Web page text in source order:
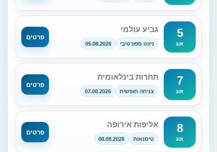
5
אוג
גביע עולמי
ניווט ספורטיבי 05.08.2026
פרטים
7
אוג
תחרות בינלאומית
צניחה חופשית 07.08.2026
פרטים
8
אוג
אליפות אירופה
טיסנאות 08.08.2026
פרטים